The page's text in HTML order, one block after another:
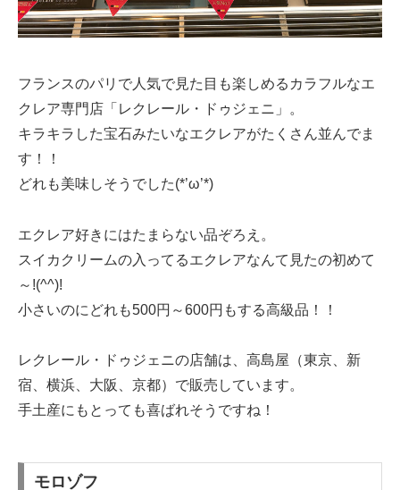
フランスのパリで人気で見た目も楽しめるカラフルなエ
クレア専門店「レクレール・ドゥジェニ」。
キラキラした宝石みたいなエクレアがたくさん並んでま
す！！
どれも美味しそうでした(*’ω’*)
エクレア好きにはたまらない品ぞろえ。
スイカクリームの入ってるエクレアなんて見たの初めて
～!(^^)!
小さいのにどれも500円～600円もする高級品！！
レクレール・ドゥジェニの店舗は、高島屋（東京、新
宿、横浜、大阪、京都）で販売しています。
手土産にもとっても喜ばれそうですね！
モロゾフ